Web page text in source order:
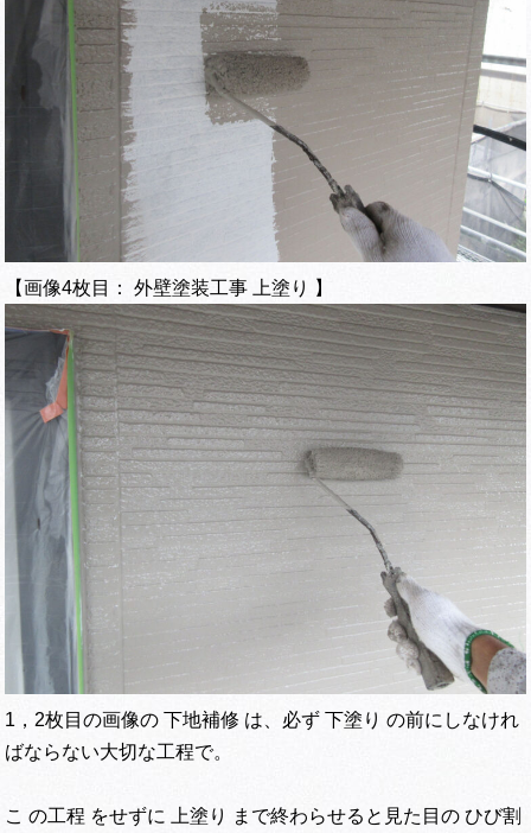
【画像4枚目： 外壁塗装工事 上塗り 】
1，2枚目の画像の 下地補修 は、必ず 下塗り の前にしなけれ
ばならない大切な工程で。
こ の工程 をせずに 上塗り まで終わらせると見た目の ひび割